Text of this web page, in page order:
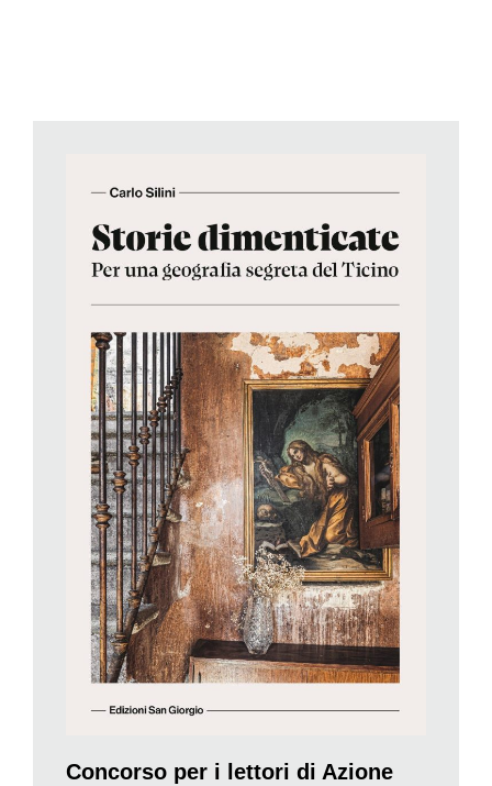
iniziati i restauri. La gente del villaggio ricorda con nostalgia i
tempi delle due sorelle, e oggi che l’edificio viene usato come
ambientazione per le escape room, chi potrebbe immaginare
che secoli fa, ad abitarlo era un vero e proprio tiranno?
che in tempo di guerra l’Ospedale Beata Vergine di Mendrisio
accoglieva malati che non erano malati, ma perseguitati (ebrei
e italiani) in fuga dalla barbarie nazi-fascista? Lo attestano
alcuni registri acquistati da un rigattiere pochi anni fa,
attentamente letti da una signora che si è lasciata trascinare
dalla curiosità attorno ai nomi marcati nei registri, scoprendo
destini incredibili di cui forse, senza quelle ricerche, non
sapremmo nulla.
O, ancora, chi sapeva che nel Seicento c’è stato un balivo, in
Valle di Blenio che ha condotto numerosi interrogatori di
bambini sospettati di stregoneria? E che, in quello stesso
periodo, un parroco di Biasca reclamava contro i troppi roghi di
presunte streghe e affrontava con coraggio la peste aiutando
come poteva i malati, prima di morire anch’esso durante la
Chi ricorda, infine, l’immenso quadro circolare al Monte Verità
Concorso per i lettori di Azione